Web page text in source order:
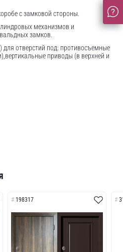
с замковой стороны.
механизмов и
замков.
для отверстий под: противосъемные
приводы (в верхней и
198317